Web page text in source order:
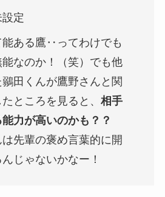
定
能ある鷹‥ってわけでも
なのか！（笑）でも他
田くんが鷹野さんと関
ところを見ると、 相手
力が高いのかも？？
先輩の褒め言葉的に開
じゃないかなー！